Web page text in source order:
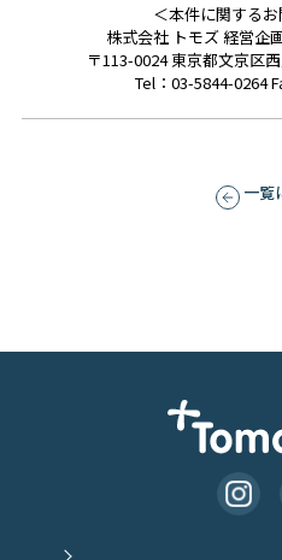
＜本件に関する
株式会社 トモズ 経営企
〒113-0024 東京都文京区
Tel：03-5844-0264
一覧